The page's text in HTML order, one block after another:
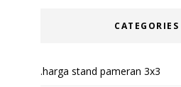
CATEGORIES
.harga stand pameran 3x3